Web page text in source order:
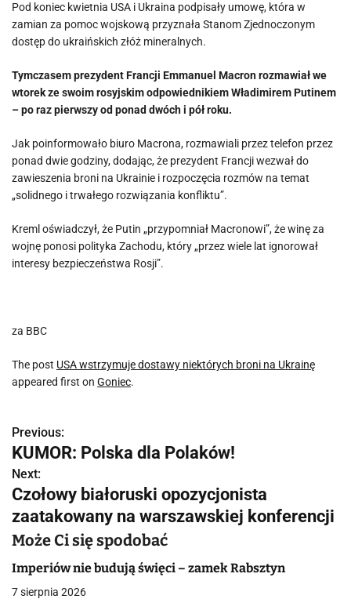
Pod koniec kwietnia USA i Ukraina podpisały umowę, która w
zamian za pomoc wojskową przyznała Stanom Zjednoczonym
dostęp do ukraińskich złóż mineralnych.
Tymczasem prezydent Francji Emmanuel Macron rozmawiał we
wtorek ze swoim rosyjskim odpowiednikiem Władimirem Putinem
– po raz pierwszy od ponad dwóch i pół roku.
Jak poinformowało biuro Macrona, rozmawiali przez telefon przez
ponad dwie godziny, dodając, że prezydent Francji wezwał do
zawieszenia broni na Ukrainie i rozpoczęcia rozmów na temat
„solidnego i trwałego rozwiązania konfliktu”.
Kreml oświadczył, że Putin „przypomniał Macronowi”, że winę za
wojnę ponosi polityka Zachodu, który „przez wiele lat ignorował
interesy bezpieczeństwa Rosji”.
za BBC
The post USA wstrzymuje dostawy niektórych broni na Ukrainę
appeared first on Goniec.
N
a
w
i
a
Previous:
KUMOR: Polska dla Polaków!
Next:
Czołowy białoruski opozycjonista
zaatakowany na warszawskiej konferencji
Może Ci się spodobać
Imperiów nie budują święci – zamek Rabsztyn
7 sierpnia 2026